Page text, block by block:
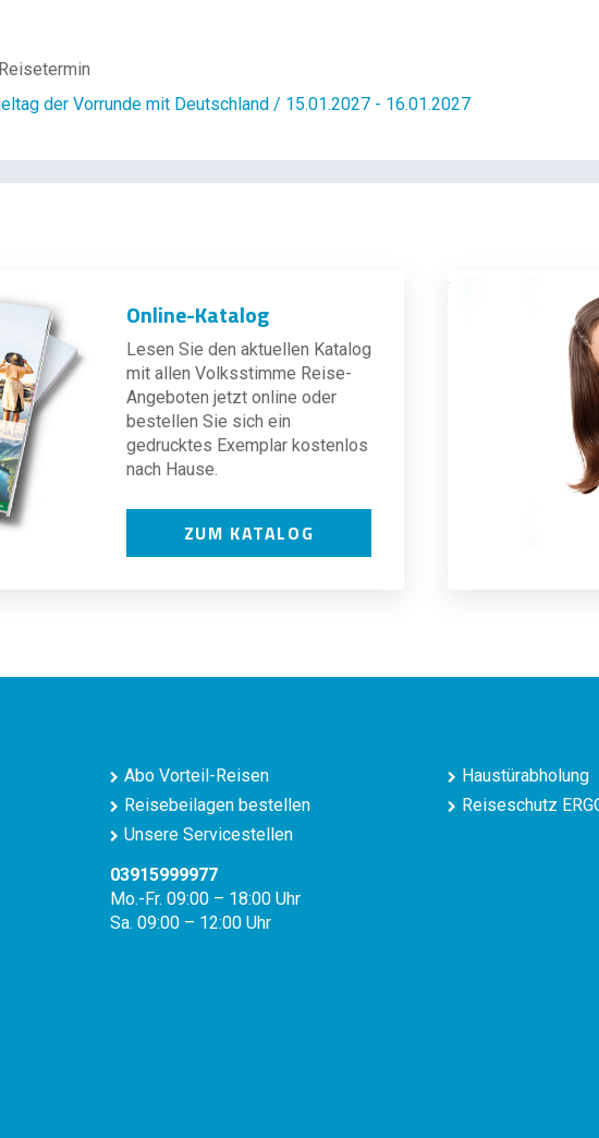
der Vorrunde mit Deutschland / 15.01.2027 - 16.01.2027
Online-Katalog
Lesen Sie den aktuellen Katalog
mit allen Volksstimme Reise-
Angeboten jetzt online oder
bestellen Sie sich ein
gedrucktes Exemplar kostenlos
nach Hause.
ZUM KATALOG
Abo Vorteil-Reisen
Reisebeilagen bestellen
Unsere Servicestellen
03915999977
Mo.-Fr. 09:00 – 18:00 Uhr
Sa. 09:00 – 12:00 Uhr
Haustürabholung
Reiseschutz